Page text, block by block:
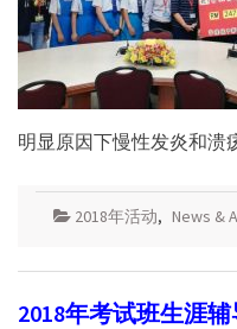
明显原因下慢性发炎和溃
2018年活动, News &
2018年考试班生涯